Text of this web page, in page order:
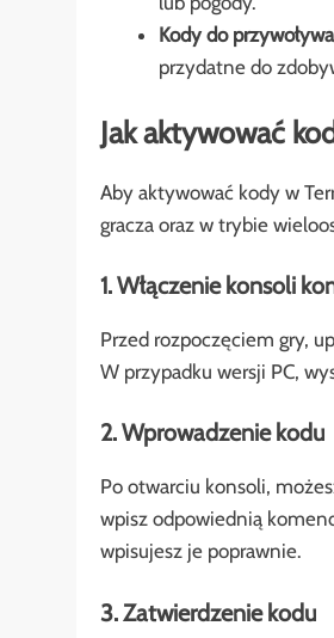
Kody do
przydatne do
Jak aktywować
Aby aktywować kody w
gracza oraz w trybie
1. Włączenie konsoli
Przed rozpoczęciem gry,
W przypadku wersji PC,
2. Wprowadzenie kodu
Po otwarciu konsoli,
wpisz odpowiednią
wpisujesz je poprawnie.
3. Zatwierdzenie kodu